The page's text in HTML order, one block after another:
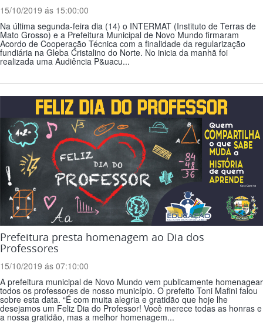
15/10/2019 ás 15:00:00
Na última segunda-feira dia (14) o INTERMAT (Instituto de Terras de
Mato Grosso) e a Prefeitura Municipal de Novo Mundo firmaram
Acordo de Cooperação Técnica com a finalidade da regularização
fundiária na Gleba Cristalino do Norte. No inicia da manhã foi
realizada uma Audiência P&uacu...
Prefeitura presta homenagem ao Dia dos
Professores
15/10/2019 ás 07:10:00
A prefeitura municipal de Novo Mundo vem publicamente homenagear
todos os professores de nosso município. O prefeito Toni Mafini falou
sobre esta data. “É com muita alegria e gratidão que hoje lhe
desejamos um Feliz Dia do Professor! Você merece todas as honras e
a nossa gratidão, mas a melhor homenagem...